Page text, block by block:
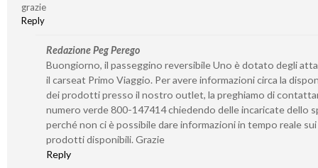
grazie
Reply
Redazione Peg Perego
Buongiorno, il passeggino reversibile Uno è dotato degli
il carseat Primo Viaggio. Per avere informazioni circa la
dei prodotti presso il nostro outlet, la preghiamo di
numero verde 800-147414 chiedendo delle incaricate dello
perché non ci è possibile dare informazioni in tempo reale sui
prodotti disponibili. Grazie
Reply